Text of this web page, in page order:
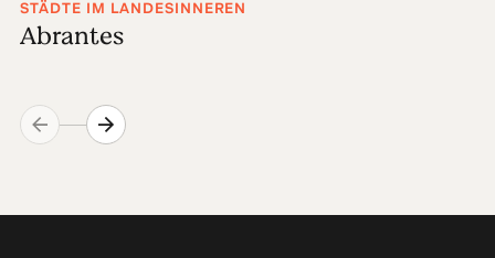
STÄDTE IM LANDESINNEREN
Abrantes